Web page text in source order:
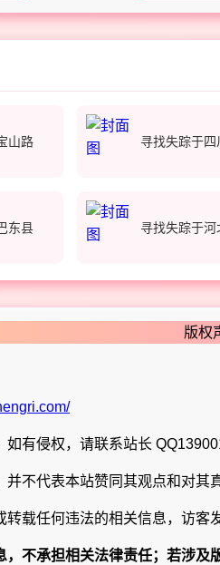
山路 寻找失踪于
东县 寻找失踪于
版权
有侵权，请联系站长
不代表本站赞同其观点和对其
载任何违法的相关信息，访客
不承担相关法律责任；若涉及